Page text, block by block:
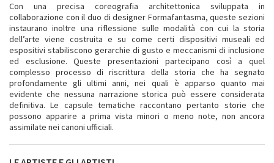
Con una precisa coreografia architettonica sviluppata in
collaborazione con il duo di designer Formafantasma, queste sezioni
instaurano inoltre una riflessione sulle modalità con cui la storia
dell’arte viene costruita e su come certi dispositivi museali ed
espositivi stabiliscono gerarchie di gusto e meccanismi di inclusione
ed esclusione. Queste presentazioni partecipano così a quel
complesso processo di riscrittura della storia che ha segnato
profondamente gli ultimi anni, nei quali è apparso quanto mai
evidente che nessuna narrazione storica può essere considerata
definitiva. Le capsule tematiche raccontano pertanto storie che
possono apparire a prima vista minori o meno note, non ancora
assimilate nei canoni ufficiali.